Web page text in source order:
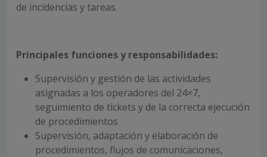
de incidencias y tareas.
Principales funciones y responsabilidades:
Supervisión y gestión de las actividades
asignadas a los operadores del 24×7,
seguimiento de tickets y de la correcta ejecución
de procedimientos
Supervisión, adaptación y elaboración de
procedimientos, flujos de comunicaciones,